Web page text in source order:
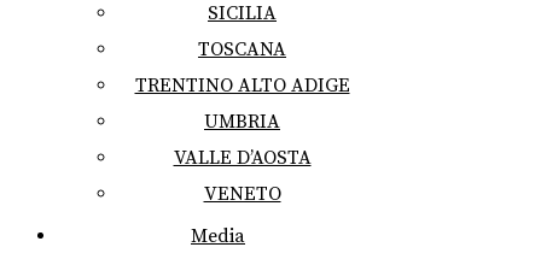
SICILIA
TOSCANA
TRENTINO ALTO ADIGE
UMBRIA
VALLE D’AOSTA
VENETO
Media